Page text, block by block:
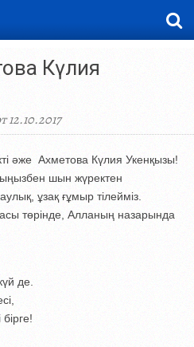
Күлия
12.10.2017
әже Ахметова Күлия Укенқызы!
шын жүректен
ұзақ ғұмыр тілейміз.
төрінде, Алланың назарында
де.